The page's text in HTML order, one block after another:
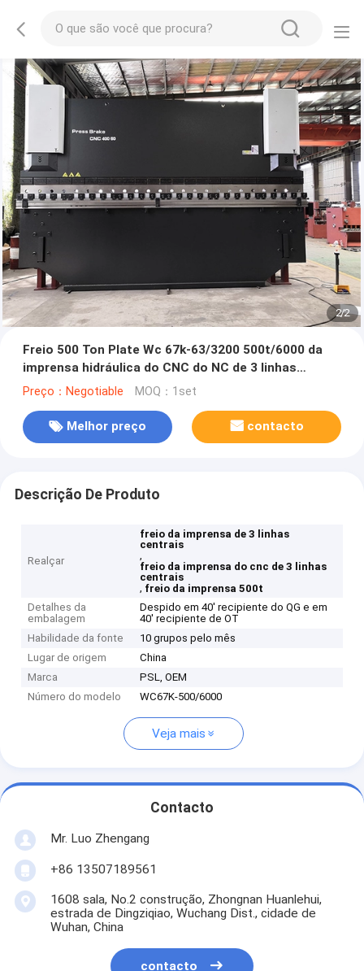
2/2
Freio 500 Ton Plate Wc 67k-63/3200 500t/6000 da
imprensa hidráulica do CNC do NC de 3 linhas
centrais
Preço：Negotiable MOQ：1set
Melhor preço contacto
Descrição De Produto
Realçar
freio da imprensa de 3 linhas
centrais
,
freio da imprensa do cnc de 3 linhas
centrais
, freio da imprensa 500t
Detalhes da
embalagem
Despido em 40' recipiente do QG e em
40' recipiente de OT
Habilidade da fonte
10 grupos pelo mês
Lugar de origem
China
Marca
PSL, OEM
Número do modelo
WC67K-500/6000
Veja mais
Contacto
Mr. Luo Zhengang
+86 13507189561
1608 sala, No.2 construção, Zhongnan Huanlehui,
estrada de Dingziqiao, Wuchang Dist., cidade de
Wuhan, China
contacto